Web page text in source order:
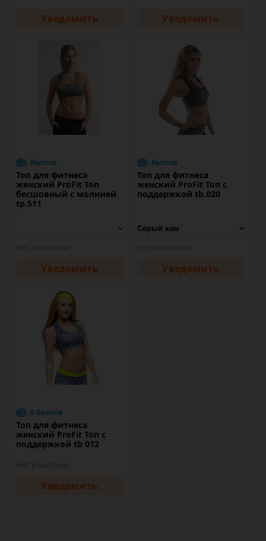
Уведомить Уведомить
баллов
Топ для фитнеса
женский ProFit Топ
бесшовный с молнией
tp.511
Уведомить
баллов
Топ для фитнеса
женский ProFit Топ с
поддержкой tb.020
Уведомить
0 баллов
Топ для фитнеса
женский ProFit Топ с
поддержкой tb 012
Уведомить